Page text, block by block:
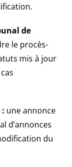
de
le procès-
mis à jour
une annonce
d’annonces
du